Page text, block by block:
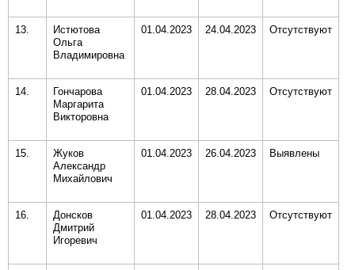
13.
Истютова
Ольга
Владимировна
01.04.2023 24.04.2023 Отсутствуют
14.
Гончарова
Маргарита
Викторовна
01.04.2023 28.04.2023 Отсутствуют
15.
Жуков
Александр
Михайлович
01.04.2023 26.04.2023 Выявлены
16.
Донсков
Дмитрий
Игоревич
01.04.2023 28.04.2023 Отсутствуют